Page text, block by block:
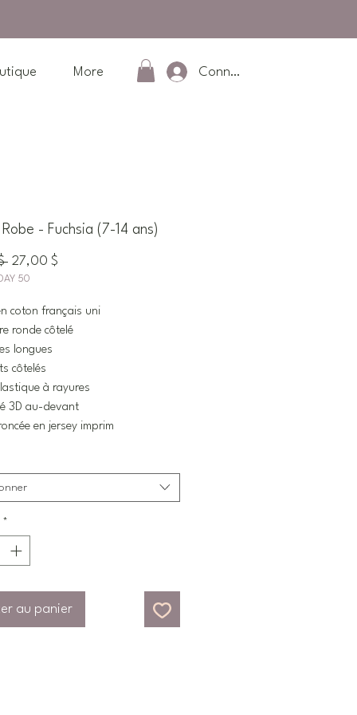
More Connexion
- Fuchsia (7-14 ans)
Prix
original
27,00 $
50
coton français uni
ronde côtelé
longues
côtelés
à rayures
3D au-devant
en jersey imprim
*
au panier